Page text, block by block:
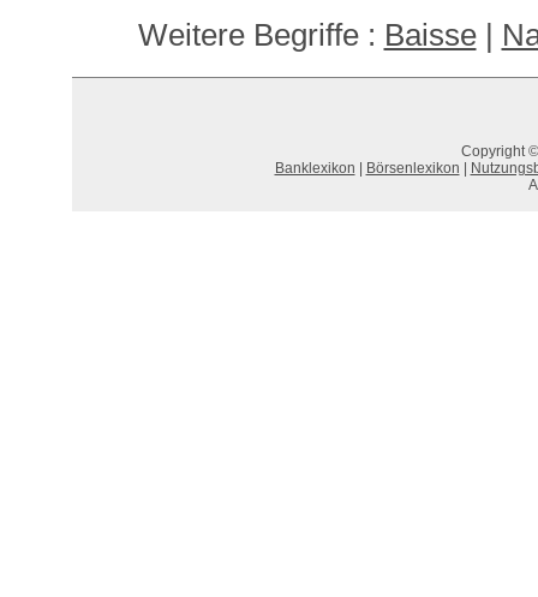
Weitere Begriffe : Baisse|
Copyright
Banklexikon
Börsenlexikon